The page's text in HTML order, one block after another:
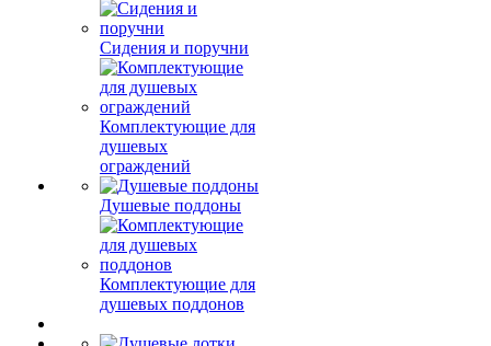
Сидения и поручни
Комплектующие для
душевых
ограждений
Душевые поддоны
Комплектующие для
душевых поддонов